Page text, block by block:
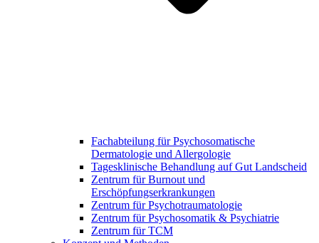
Fachabteilung für Psychosomatische
Dermatologie und Allergologie
Tagesklinische Behandlung auf Gut Landscheid
Zentrum für Burnout und
Erschöpfungserkrankungen
Zentrum für Psychotraumatologie
Zentrum für Psychosomatik & Psychiatrie
Zentrum für TCM